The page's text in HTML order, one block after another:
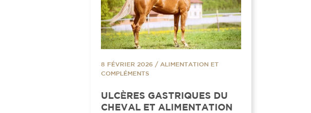
8 FÉVRIER 2026 / ALIMENTATION ET
COMPLÉMENTS
ULCÈRES GASTRIQUES DU
CHEVAL ET ALIMENTATION